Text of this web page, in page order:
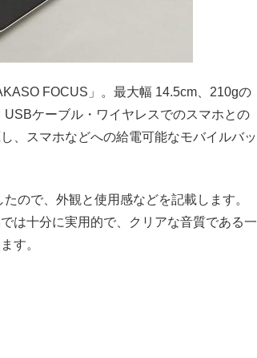
FOCUS」。最大幅 14.5cm、210gの
ケーブル・ワイヤレスでのスマホとの
、スマホなどへの給電可能なモバイルバッ
ので、外観と使用感などを記載します。
は十分に実用的で、クリアな音質である一
す。